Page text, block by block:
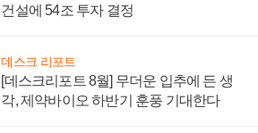
건설에 54조 투자 결정
데스크 리포트
[데스크리포트 8월] 무더운 입추에 든 생
각, 제약바이오 하반기 훈풍 기대한다